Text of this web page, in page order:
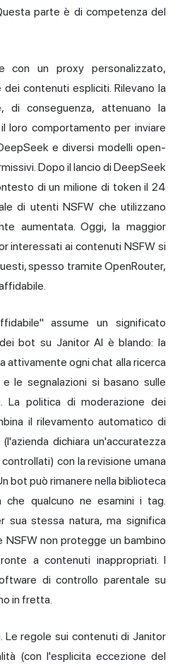
parte è di competenza del
con un proxy personalizzato,
contenuti espliciti. Rilevano la
di conseguenza, attenuano la
loro comportamento per inviare
e diversi modelli open-
Dopo il lancio di DeepSeek
di un milione di token il 24
di utenti NSFW che utilizzano
aumentata. Oggi, la maggior
interessati ai contenuti NSFW si
spesso tramite OpenRouter,
assume un significato
bot su Janitor AI è blando: la
attivamente ogni chat alla ricerca
le segnalazioni si basano sulle
La politica di moderazione dei
il rilevamento automatico di
dichiara un'accuratezza
con la revisione umana
bot può rimanere nella biblioteca
che qualcuno ne esamini i tag.
sua stessa natura, ma significa
NSFW non protegge un bambino
a contenuti inappropriati. I
di controllo parentale su
in fretta.
Le regole sui contenuti di Janitor
(con l'esplicita eccezione del